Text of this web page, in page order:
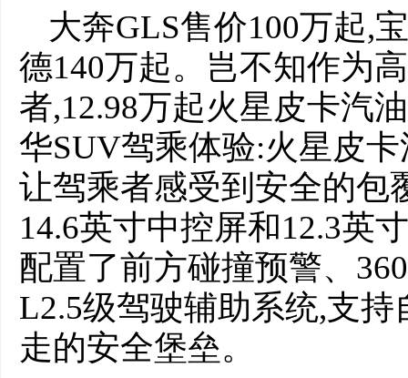
大奔GLS售价100万起,
德140万起。岂不知作为
者,12.98万起火星皮卡汽
华SUV驾乘体验:火星皮
让驾乘者感受到安全的包
14.6英寸中控屏和12.3英
配置了前方碰撞预警、
L2.5级驾驶辅助系统,支
走的安全堡垒。